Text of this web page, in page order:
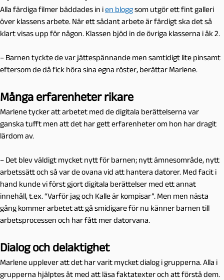
Alla färdiga filmer bäddades in ien bloggsom utgör ett fint galleri
över klassens arbete. När ett sådant arbete är färdigt ska det så
klart visas upp för någon. Klassen bjöd in de övriga klasserna i åk 2.
– Barnen tyckte de var jättespännande men samtidigt lite pinsamt
eftersom de då fick höra sina egna röster, berättar Marlene.
Många erfarenheter rikare
Marlene tycker att arbetet med de digitala berättelserna var
ganska tufft men att det har gett erfarenheter om hon har dragit
lärdom av.
– Det blev väldigt mycket nytt för barnen; nytt ämnesområde, nytt
arbetssätt och så var de ovana vid att hantera datorer. Med facit i
hand kunde vi först gjort digitala berättelser med ett annat
innehåll, t.ex. “Varför jag och Kalle är kompisar”. Men men nästa
gång kommer arbetet att gå smidigare för nu känner barnen till
arbetsprocessen och har fått mer datorvana.
Dialog och delaktighet
Marlene upplever att det har varit mycket dialog i grupperna. Alla i
grupperna hjälptes åt med att läsa faktatexter och att förstå dem.